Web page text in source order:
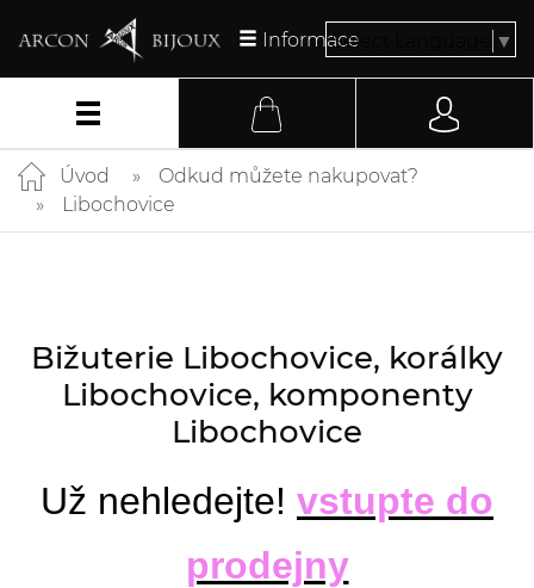
InformaceSelect Language ▼
Úvod
Odkud můžete nakupovat?
Libochovice
Bižuterie Libochovice, korálky
Libochovice, komponenty
Libochovice
Už nehledejte! vstupte do
prodejny